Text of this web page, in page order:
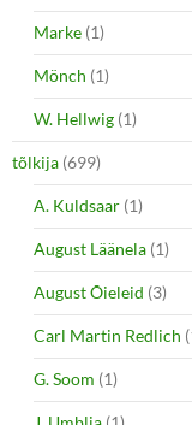
Marke (1)
Mönch (1)
W. Hellwig (1)
tõlkija (699)
A. Kuldsaar (1)
August Läänela (1)
August Õieleid (3)
Carl Martin Redlich
G. Soom (1)